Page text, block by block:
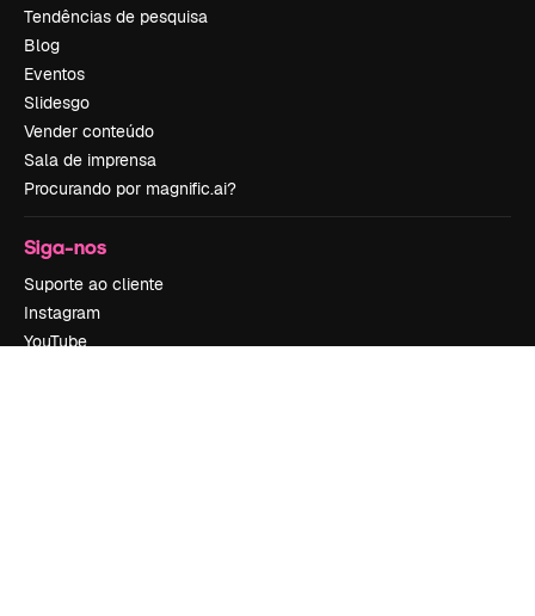
Tendências de pesquisa
Blog
Eventos
Slidesgo
Vender conteúdo
Sala de imprensa
Procurando por magnific.ai?
Siga-nos
Suporte ao cliente
Instagram
YouTube